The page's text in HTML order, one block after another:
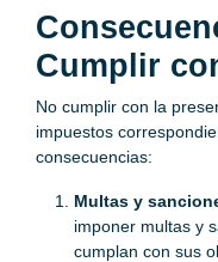
Cumplir
No cumplir con la
impuestos
consecuencias:
Multas y
imponer multas y
cumplan con sus